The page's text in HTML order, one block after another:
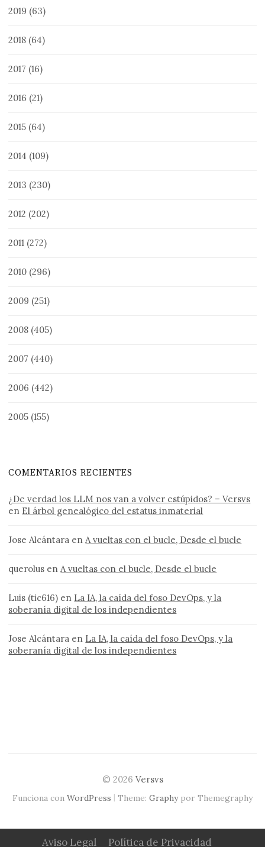
2019 (63)
2018 (64)
2017 (16)
2016 (21)
2015 (64)
2014 (109)
2013 (230)
2012 (202)
2011 (272)
2010 (296)
2009 (251)
2008 (405)
2007 (440)
2006 (442)
2005 (155)
COMENTARIOS RECIENTES
¿De verdad los LLM nos van a volver estúpidos? – Versvs
en El árbol genealógico del estatus inmaterial
Jose Alcántara enA vueltas con el bucle, Desde el bucle
querolus enA vueltas con el bucle, Desde el bucle
Luis (tic616) en La IA, la caída del foso DevOps, y la
soberanía digital de los independientes
Jose Alcántara en La IA, la caída del foso DevOps, y la
soberanía digital de los independientes
© 2026 Versvs
Funciona con WordPress | Theme: Graphypor Themegraphy
Aviso Legal Política de Privacidad